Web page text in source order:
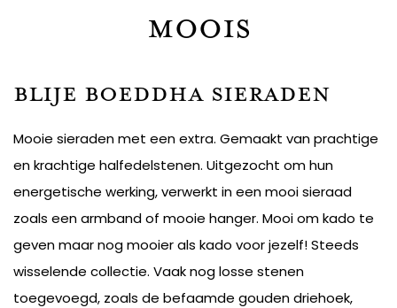
moois
Blije Boeddha sieraden
Mooie sieraden met een extra. Gemaakt van prachtige
en krachtige halfedelstenen. Uitgezocht om hun
energetische werking, verwerkt in een mooi sieraad
zoals een armband of mooie hanger. Mooi om kado te
geven maar nog mooier als kado voor jezelf! Steeds
wisselende collectie. Vaak nog losse stenen
toegevoegd, zoals de befaamde gouden driehoek,